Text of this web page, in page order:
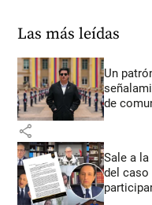
Las más leídas
Un
de
share
Sale a
del caso